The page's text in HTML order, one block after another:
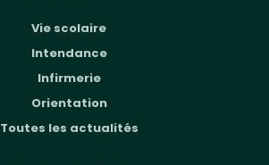
Vie scolaire
Intendance
Infirmerie
Orientation
Toutes les actualités